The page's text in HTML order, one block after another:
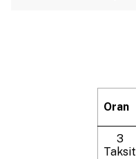
Oran
3
Taksit